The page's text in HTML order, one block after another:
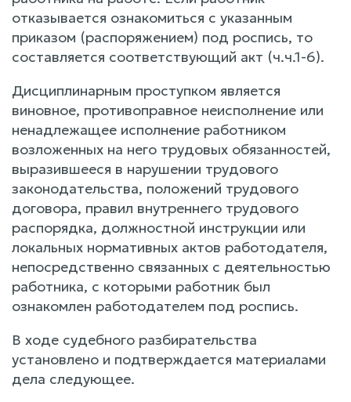
отказывается ознакомиться с указанным
приказом (распоряжением) под роспись, то
составляется соответствующий акт (ч.ч.1-6).
Дисциплинарным проступком является
виновное, противоправное неисполнение или
ненадлежащее исполнение работником
возложенных на него трудовых обязанностей,
выразившееся в нарушении трудового
законодательства, положений трудового
договора, правил внутреннего трудового
распорядка, должностной инструкции или
локальных нормативных актов работодателя,
непосредственно связанных с деятельностью
работника, с которыми работник был
ознакомлен работодателем под роспись.
В ходе судебного разбирательства
установлено и подтверждается материалами
дела следующее.